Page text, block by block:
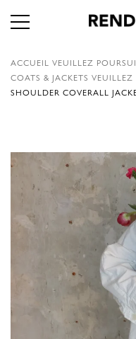
ACCUEIL VEUILLEZ
COATS & JACKETS VEUILLEZ
SHOULDER COVERALL